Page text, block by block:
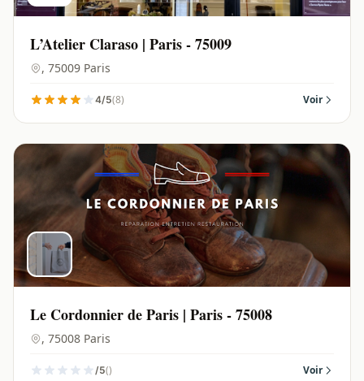
L’Atelier Claraso | Paris - 75009
, 75009 Paris
4/5(8) Voir
Le Cordonnier de Paris | Paris - 75008
, 75008 Paris
/5() Voir